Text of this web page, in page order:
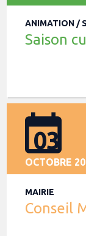
ANIMATION /
Saison
03
OCTOBRE
MAIRIE
Conseil